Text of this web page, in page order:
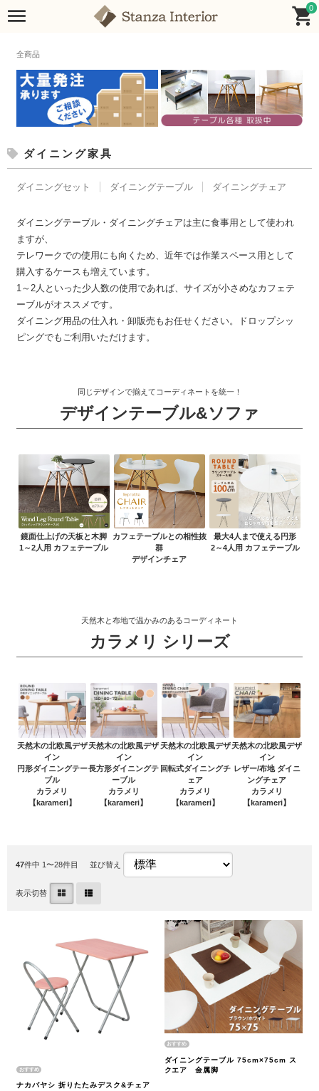
0
全商品
ダイニング家具
ダイニングセット ダイニングテーブル ダイニングチェア
ダイニングテーブル・ダイニングチェアは主に食事用として使われ
ますが、
テレワークでの使用にも向くため、近年では作業スペース用として
購入するケースも増えています。
1～2人といった少人数の使用であれば、サイズが小さめなカフェテ
ーブルがオススメです。
ダイニング用品の仕入れ・卸販売もお任せください。ドロップシッ
ピングでもご利用いただけます。
同じデザインで揃えてコーディネートを統一！
デザインテーブル&ソファ
鏡面仕上げの天板と木脚
1～2人用 カフェテーブル
カフェテーブルとの相性抜
群
デザインチェア
最大4人まで使える円形
2～4人用 カフェテーブル
天然木と布地で温かみのあるコーディネート
カラメリ シリーズ
天然木の北欧風デザ
イン
円形ダイニングテー
ブル
カラメリ
【karameri】
天然木の北欧風デザ
イン
長方形ダイニングテ
ーブル
カラメリ
【karameri】
天然木の北欧風デザ
イン
回転式ダイニングチ
ェア
カラメリ
【karameri】
天然木の北欧風デザ
イン
レザー/布地 ダイニ
ングチェア
カラメリ
【karameri】
47件中 1〜28件目 並び替え
表示切替
ナカバヤシ 折りたたみデスク&チェア
ダイニングテーブル 75cm×75cm ス
クエア 金属脚